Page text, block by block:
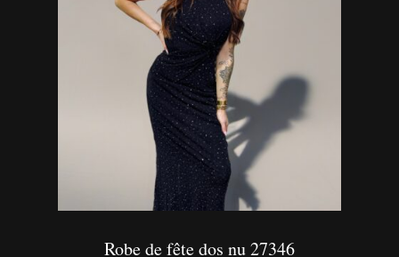
Robe de fête dos nu 27346